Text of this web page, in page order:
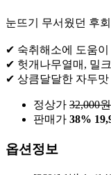
눈뜨기 무서웠던 후
✔ 숙취해소에 도움
✔ 헛개나무열매, 밀
✔ 상큼달달한 자두맛
정상가 32,000원
판매가 38%
옵션정보